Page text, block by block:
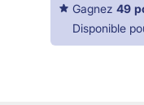
Gagnez 49
Disponible